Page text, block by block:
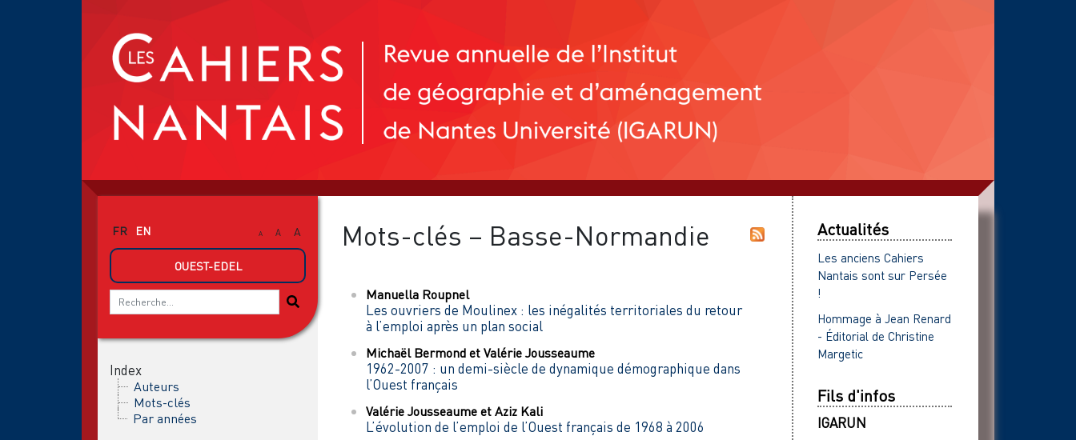
FR EN A A A
OUEST-EDEL
Index
Auteurs
Mots-clés
Par années
Mots-clés – Basse-Normandie
Manuella Roupnel
Les ouvriers de Moulinex : les inégalités territoriales du retour
à l’emploi après un plan social
Michaël Bermond et Valérie Jousseaume
1962-2007 : un demi-siècle de dynamique démographique dans
l’Ouest français
Valérie Jousseaume et Aziz Kali
L’évolution de l’emploi de l’Ouest français de 1968 à 2006
Actualités
Les anciens Cahiers
Nantais sont sur Persée
!
Hommage à Jean Renard
- Éditorial de Christine
Margetic
Fils d'infos
IGARUN